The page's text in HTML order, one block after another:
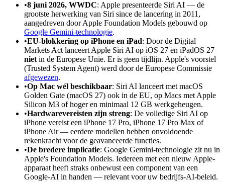
•8 juni 2026, WWDC: Apple presenteerde Siri AI — de
grootste herwerking van Siri since de lancering in 2011,
aangedreven door Apple Foundation Models gebouwd op
Google Gemini-technologie.
•EU-blokkering op iPhone en iPad: Door de Digital
Markets Act lanceert Apple Siri AI op iOS 27 en iPadOS 27
niet in de Europese Unie. Er is geen tijdlijn. Apple's voorstel
(Trusted System Agent) werd door de Europese Commissie
afgewezen.
•Op Mac wél beschikbaar: Siri AI lanceert met macOS
Golden Gate (macOS 27) ook in de EU, op Macs met Apple
Silicon M3 of hoger en minimaal 12 GB werkgeheugen.
•Hardwarevereisten zijn streng: De volledige Siri AI op
iPhone vereist een iPhone 17 Pro, iPhone 17 Pro Max of
iPhone Air — eerdere modellen hebben onvoldoende
rekenkracht voor de geavanceerde functies.
•De bredere implicatie: Google Gemini-technologie zit nu in
Apple's Foundation Models. Iedereen met een nieuw Apple-
apparaat heeft straks onbewust een component van een
Google-AI in handen — relevant voor uw bedrijfs-AI-beleid.